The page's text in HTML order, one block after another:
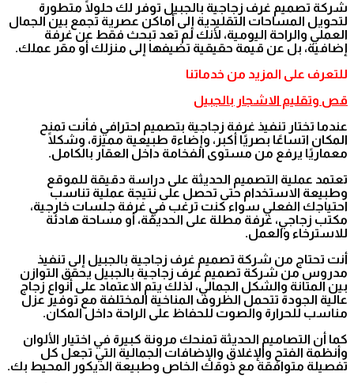
شركة تصميم غرف زجاجية بالجبيل توفر لك حلولًا متطورة
لتحويل المساحات التقليدية إلى أماكن عصرية تجمع بين الجمال
العملي والراحة اليومية، لأنك لم تعد تبحث فقط عن غرفة
إضافية، بل عن قيمة حقيقية تضيفها إلى منزلك أو مقر عملك.
للتعرف على المزيد من خدماتنا
قص وتقليم الاشجار بالجبيل
عندما تختار تنفيذ غرفة زجاجية بتصميم احترافي فأنت تمنح
المكان اتساعًا بصريًا أكبر، وإضاءة طبيعية مميزة، وشكلًا
معماريًا يرفع من مستوى الفخامة داخل العقار بالكامل.
تعتمد عملية التصميم الحديثة على دراسة دقيقة للموقع
وطبيعة الاستخدام حتى تحصل على نتيجة عملية تناسب
احتياجك الفعلي سواء كنت ترغب في غرفة جلسات خارجية،
مكتب زجاجي، غرفة مطلة على الحديقة، أو مساحة هادئة
للاسترخاء والعمل.
أنت تحتاج من شركة تصميم غرف زجاجية بالجبيل إلى تنفيذ
مدروس من شركة تصميم غرف زجاجية بالجبيل يحقق التوازن
بين المتانة والشكل الجمالي، لذلك يتم الاعتماد على أنواع زجاج
عالية الجودة تتحمل الظروف المناخية المختلفة مع توفير عزل
مناسب للحرارة والصوت للحفاظ على الراحة داخل المكان.
كما أن التصاميم الحديثة تمنحك مرونة كبيرة في اختيار الألوان
وأنظمة الفتح والإغلاق والإضافات الجمالية التي تجعل كل
تفصيلة متوافقة مع ذوقك الخاص وطبيعة الديكور المحيط بك.